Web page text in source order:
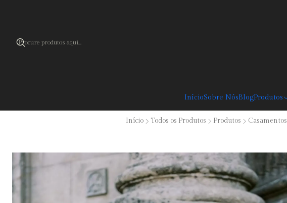
InícioSobre NósBlogProdutos
Início Todos os Produtos Produtos Casamentos